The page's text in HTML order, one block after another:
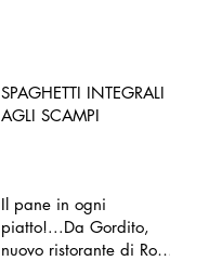
SPAGHETTI INTEGRALI
AGLI SCAMPI
Il pane in ogni
piatto!...Da Gordito,
nuovo ristorante di Roma